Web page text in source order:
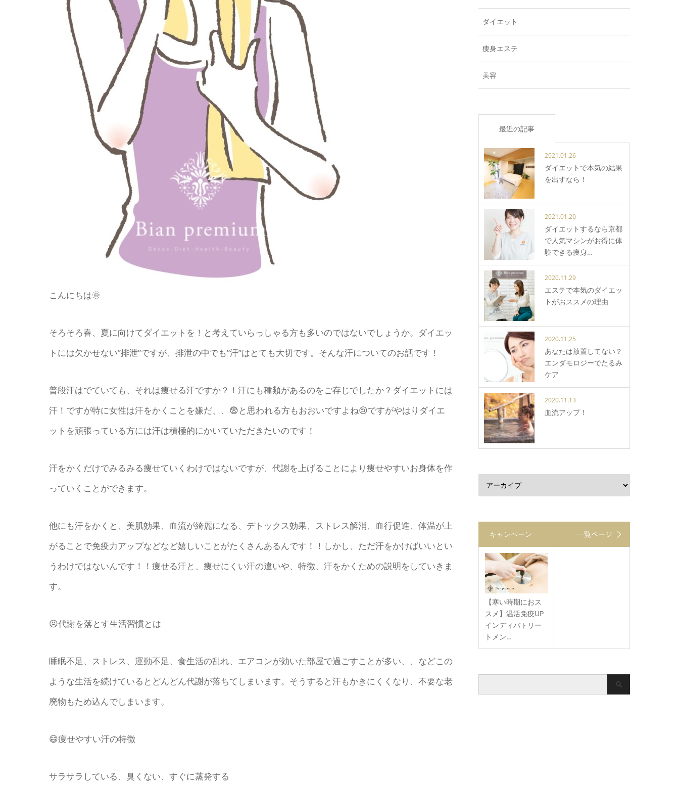
こんにちは🌞
そろそろ春、夏に向けてダイエットを！と考えていらっしゃる方も多いのではないでしょうか。ダイエッ
トには欠かせない”排泄”ですが、排泄の中でも”汗”はとても大切です。そんな汗についてのお話です！
普段汗はでていても、それは痩せる汗ですか？！汗にも種類があるのをご存じでしたか？ダイエットには
汗！ですが特に女性は汗をかくことを嫌だ、、😨と思われる方もおおいですよね😢ですがやはりダイエ
ットを頑張っている方には汗は積極的にかいていただきたいのです！
汗をかくだけでみるみる痩せていくわけではないですが、代謝を上げることにより痩せやすいお身体を作
っていくことができます。
他にも汗をかくと、美肌効果、血流が綺麗になる、デトックス効果、ストレス解消、血行促進、体温が上
がることで免疫力アップなどなど嬉しいことがたくさんあるんです！！しかし、ただ汗をかけばいいとい
うわけではないんです！！痩せる汗と、痩せにくい汗の違いや、特徴、汗をかくための説明をしていきま
す。
😣代謝を落とす生活習慣とは
睡眠不足、ストレス、運動不足、食生活の乱れ、エアコンが効いた部屋で過ごすことが多い、、などこの
ような生活を続けているとどんどん代謝が落ちてしまいます。そうすると汗もかきにくくなり、不要な老
廃物もため込んでしまいます。
😄痩せやすい汗の特徴
サラサラしている、臭くない、すぐに蒸発する
ダイエット
痩身エステ
美容
最近の記事
2021.01.26
ダイエットで本気の結果
を出すなら！
2021.01.20
ダイエットするなら京都
で人気マシンがお得に体
験できる痩身…
2020.11.29
エステで本気のダイエッ
トがおススメの理由
2020.11.25
あなたは放置してない？
エンダモロジーでたるみ
ケア
2020.11.13
血流アップ！
キャンペーン 一覧ページ
【寒い時期におス
スメ】温活免疫UP
インディバトリー
トメン…